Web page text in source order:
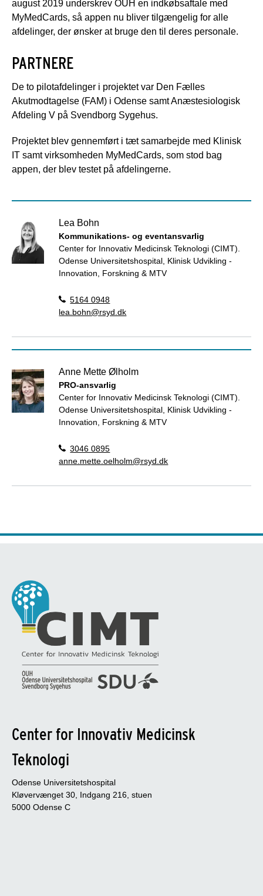
august 2019 underskrev OUH en indkøbsaftale med
MyMedCards, så appen nu bliver tilgængelig for alle
afdelinger, der ønsker at bruge den til deres personale.
PARTNERE
De to pilotafdelinger i projektet var Den Fælles
Akutmodtagelse (FAM) i Odense samt Anæstesiologisk
Afdeling V på Svendborg Sygehus.
Projektet blev gennemført i tæt samarbejde med Klinisk
IT samt virksomheden MyMedCards, som stod bag
appen, der blev testet på afdelingerne.
Lea Bohn
Kommunikations- og eventansvarlig
Center for Innovativ Medicinsk Teknologi (CIMT).
Odense Universitetshospital, Klinisk Udvikling -
Innovation, Forskning & MTV
5164 0948
lea.bohn@rsyd.dk
Anne Mette Ølholm
PRO-ansvarlig
Center for Innovativ Medicinsk Teknologi (CIMT).
Odense Universitetshospital, Klinisk Udvikling -
Innovation, Forskning & MTV
3046 0895
anne.mette.oelholm@rsyd.dk
Center for Innovativ Medicinsk
Teknologi
Odense Universitetshospital
Kløvervænget 30, Indgang 216, stuen
5000 Odense C